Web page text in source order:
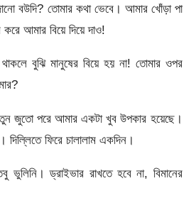
বউদি? তোমার কথা ভেবে। আমার খোঁড়া পা
আমার বিয়ে দিয়ে দাও!
বুঝি মানুষের বিয়ে হয় না! তোমার ওপর
জুতো পরে আমার একটা খুব উপকার হয়েছে।
দিল্লিতে ফিরে চালালাম একদিন।
ভুলিনি। ড্রাইভার রাখতে হবে না, বিমানের